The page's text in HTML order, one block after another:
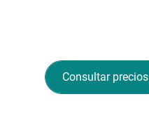
Consultar precios